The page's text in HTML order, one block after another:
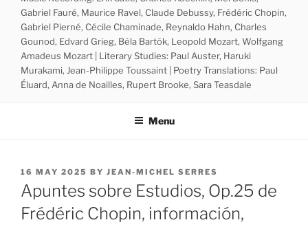
Gabriel Fauré, Maurice Ravel, Claude Debussy, Frédéric Chopin,
Gabriel Pierné, Cécile Chaminade, Reynaldo Hahn, Charles
Gounod, Edvard Grieg, Béla Bartók, Leopold Mozart, Wolfgang
Amadeus Mozart | Literary Studies: Paul Auster, Haruki
Murakami, Jean-Philippe Toussaint | Poetry Translations: Paul
Éluard, Anna de Noailles, Rupert Brooke, Sara Teasdale
Menu
POSTED
ON
16 MAY 2025 BY JEAN-MICHEL SERRES
Apuntes sobre Estudios, Op.25 de
Frédéric Chopin, información,